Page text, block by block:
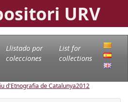
URV
Llistado por
colecciones
List for
collections
d'Etnografia de Catalunya2012